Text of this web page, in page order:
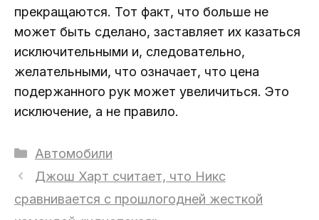
прекращаются. Тот факт, что больше не
может быть сделано, заставляет их казаться
исключительными и, следовательно,
желательными, что означает, что цена
подержанного рук может увеличиться. Это
исключение, а не правило.
Рубрики
Автомобили
Джош Харт считает, что Никс
сравнивается с прошлогодней жесткой